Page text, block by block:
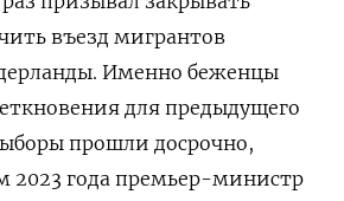
въезд мигрантов
Именно беженцы
для предыдущего
прошли досрочно,
2023 года премьер-министр